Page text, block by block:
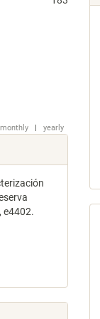
monthly | yearly
e4402.